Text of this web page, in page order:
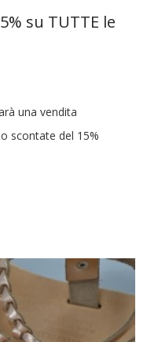
su TUTTE le
una vendita
scontate del 15%